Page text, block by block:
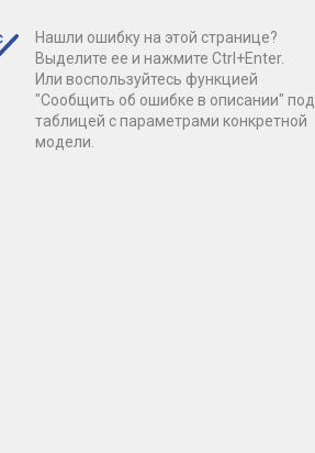
Нашли ошибку на этой странице?
Выделите ее и нажмите Ctrl+Enter.
Или воспользуйтесь функцией
"Сообщить об ошибке в описании" под
таблицей с параметрами конкретной
модели.